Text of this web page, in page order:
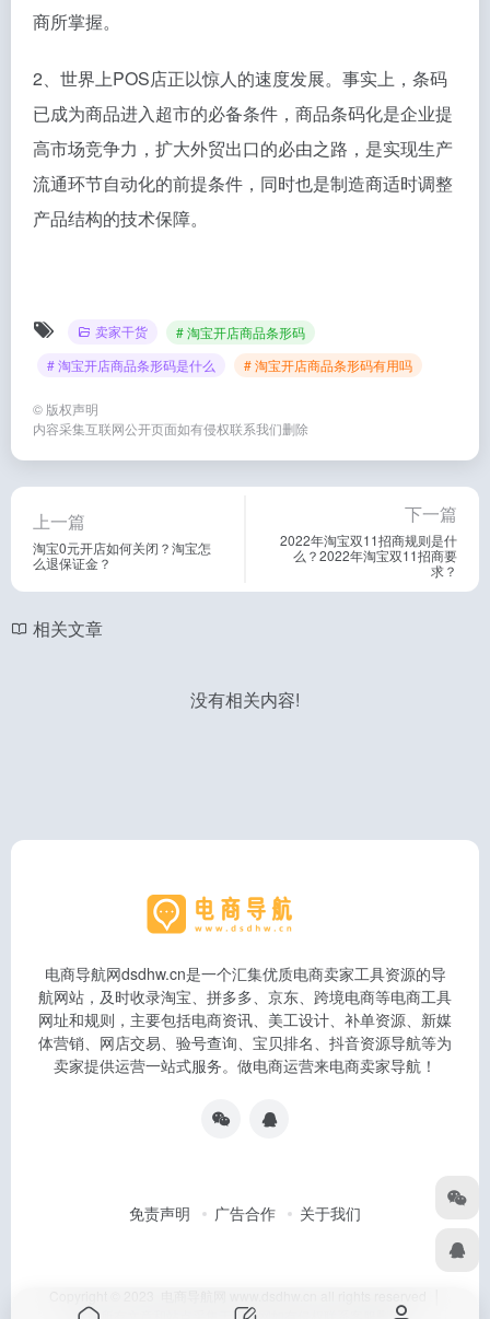
商所掌握。
2、世界上POS店正以惊人的速度发展。事实上，条码
已成为商品进入超市的必备条件，商品条码化是企业提
高市场竞争力，扩大外贸出口的必由之路，是实现生产
流通环节自动化的前提条件，同时也是制造商适时调整
产品结构的技术保障。
卖家干货
# 淘宝开店商品条形码
# 淘宝开店商品条形码是什么
# 淘宝开店商品条形码有用吗
© 版权声明
内容采集互联网公开页面如有侵权联系我们删除
上一篇
淘宝0元开店如何关闭？淘宝怎
么退保证金？
下一篇
2022年淘宝双11招商规则是什
么？2022年淘宝双11招商要
求？
相关文章
没有相关内容!
电商导航网dsdhw.cn是一个汇集优质电商卖家工具资源的导
航网站，及时收录淘宝、拼多多、京东、跨境电商等电商工具
网址和规则，主要包括电商资讯、美工设计、补单资源、新媒
体营销、网店交易、验号查询、宝贝排名、抖音资源导航等为
卖家提供运营一站式服务。做电商运营来电商卖家导航！
免责声明 广告合作 关于我们
本站所有文章和站点采集于互联网如有侵权联系客服删除